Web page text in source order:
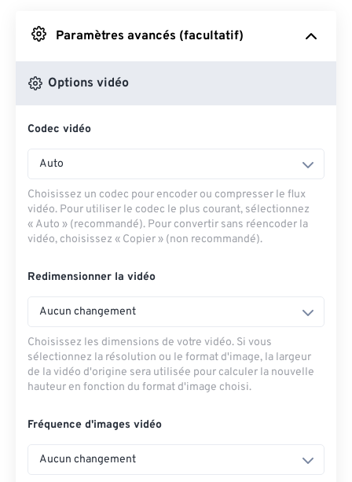
Depuis Google Drive
Depuis OneDrive
Paramètres avancés (facultatif)
Options vidéo
Codec vidéo
Auto
Choisissez un codec pour encoder ou compresser le flux
vidéo. Pour utiliser le codec le plus courant, sélectionnez
« Auto » (recommandé). Pour convertir sans réencoder la
vidéo, choisissez « Copier » (non recommandé).
Redimensionner la vidéo
Aucun changement
Choisissez les dimensions de votre vidéo. Si vous
sélectionnez la résolution ou le format d'image, la largeur
de la vidéo d'origine sera utilisée pour calculer la nouvelle
hauteur en fonction du format d'image choisi.
Fréquence d'images vidéo
Aucun changement